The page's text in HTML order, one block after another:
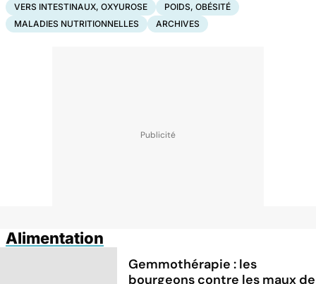
VERS INTESTINAUX, OXYUROSE
POIDS, OBÉSITÉ
MALADIES NUTRITIONNELLES
ARCHIVES
Alimentation
Gemmothérapie : les
bourgeons contre les maux de